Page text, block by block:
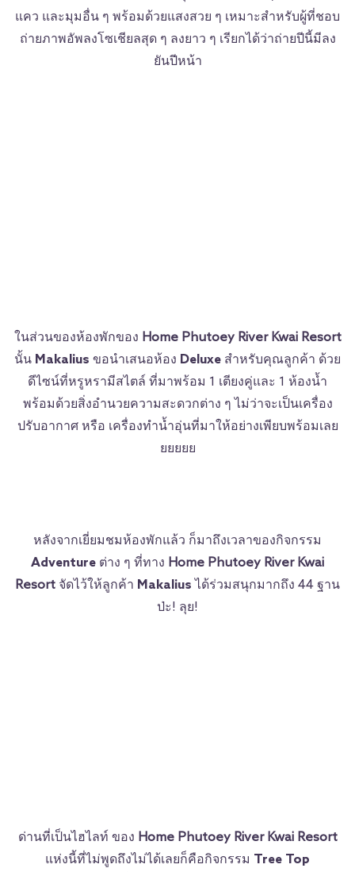
แคว และมุมอื่น ๆ พร้อมด้วยแสงสวย ๆ เหมาะสำหรับผู้ที่ชอบ
ถ่ายภาพอัพลงโซเชียลสุด ๆ ลงยาว ๆ เรียกได้ว่าถ่ายปีนี้มีลง
ยันปีหน้า
ในส่วนของห้องพักของ Home Phutoey River Kwai Resort
นั้น Makalius ขอนำเสนอห้อง Deluxe สำหรับคุณลูกค้า ด้วย
ดีไซน์ที่หรูหรามีสไตล์ ที่มาพร้อม 1 เตียงคู่และ 1 ห้องน้ำ
พร้อมด้วยสิ่งอำนวยความสะดวกต่าง ๆ ไม่ว่าจะเป็นเครื่อง
ปรับอากาศ หรือ เครื่องทำน้ำอุ่นที่มาให้อย่างเพียบพร้อมเลย
ยยยยย
หลังจากเยี่ยมชมห้องพักแล้ว ก็มาถึงเวลาของกิจกรรม
Adventure ต่าง ๆ ที่ทาง Home Phutoey River Kwai
Resort จัดไว้ให้ลูกค้า Makalius ได้ร่วมสนุกมากถึง 44 ฐาน
ป่ะ! ลุย!
ด่านที่เป็นไฮไลท์ ของ Home Phutoey River Kwai Resort
แห่งนี้ที่ไม่พูดถึงไม่ได้เลยก็คือกิจกรรม Tree Top